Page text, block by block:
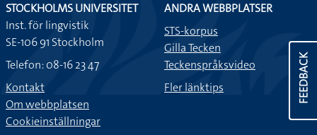
FEEDBACK
STOCKHOLMS UNIVERSITET
Inst. för lingvistik
SE-106 91 Stockholm
Telefon: 08-16 23 47
Kontakt
Om webbplatsen
Cookieinställningar
ANDRA WEBBPLATSER
STS-korpus
Gilla Tecken
Teckenspråksvideo
Fler länktips